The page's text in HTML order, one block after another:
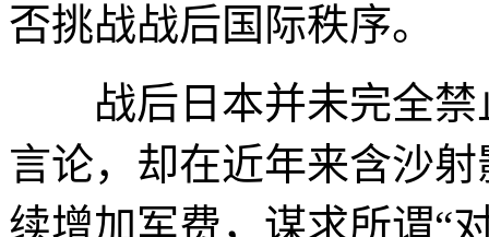
否挑战战后国际秩序。
战后日本并未完全禁
言论，却在近年来含沙
续增加军费，谋求所谓“